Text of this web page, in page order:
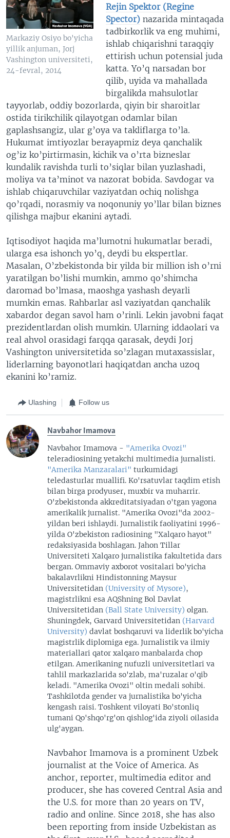
Markaziy Osiyo bo'yicha
yillik anjuman, Jorj
Vashington universiteti,
24-fevral, 2014
Rejin Spektor (Regine
Spector)nazarida mintaqada
tadbirkorlik va eng muhimi,
ishlab chiqarishni taraqqiy
ettirish uchun potensial juda
katta. Yo’q narsadan bor
qilib, uyida va mahallada
birgalikda mahsulotlar
tayyorlab, oddiy bozorlarda, qiyin bir sharoitlar
ostida tirikchilik qilayotgan odamlar bilan
gaplashsangiz, ular g’oya va takliflarga to’la.
Hukumat imtiyozlar berayapmiz deya qanchalik
og’iz ko’pirtirmasin, kichik va o’rta bizneslar
kundalik ravishda turli to’siqlar bilan yuzlashadi,
moliya va ta’minot va nazorat bobida. Savdogar va
ishlab chiqaruvchilar vaziyatdan ochiq nolishga
qo’rqadi, norasmiy va noqonuniy yo’llar bilan biznes
qilishga majbur ekanini aytadi.
Iqtisodiyot haqida ma’lumotni hukumatlar beradi,
ularga esa ishonch yo’q, deydi bu ekspertlar.
Masalan, O’zbekistonda bir yilda bir million ish o’rni
yaratilgan bo’lishi mumkin, ammo qo’shimcha
daromad bo’lmasa, maoshga yashash deyarli
mumkin emas. Rahbarlar asl vaziyatdan qanchalik
xabardor degan savol ham o’rinli. Lekin javobni faqat
prezidentlardan olish mumkin. Ularning iddaolari va
real ahvol orasidagi farqqa qarasak, deydi Jorj
Vashington universitetida so’zlagan mutaxassislar,
liderlarning bayonotlari haqiqatdan ancha uzoq
ekanini ko’ramiz.
Ulashing Follow us
Navbahor Imamova
Navbahor Imamova - "Amerika Ovozi"
teleradiosining yetakchi multimedia jurnalisti.
"Amerika Manzaralari" turkumidagi
teledasturlar muallifi. Ko'rsatuvlar taqdim etish
bilan birga prodyuser, muxbir va muharrir.
O'zbekistonda akkreditatsiyadan o'tgan yagona
amerikalik jurnalist. "Amerika Ovozi"da 2002-
yildan beri ishlaydi. Jurnalistik faoliyatini 1996-
yilda O'zbekiston radiosining "Xalqaro hayot"
redaksiyasida boshlagan. Jahon Tillar
Universiteti Xalqaro jurnalistika fakultetida dars
bergan. Ommaviy axborot vositalari bo'yicha
bakalavrlikni Hindistonning Maysur
Universitetidan (University of Mysore),
magistrlikni esa AQShning Bol Davlat
Universitetidan (Ball State University) olgan.
Shuningdek, Garvard Universitetidan (Harvard
University) davlat boshqaruvi va liderlik bo'yicha
magistrlik diplomiga ega. Jurnalistik va ilmiy
materiallari qator xalqaro manbalarda chop
etilgan. Amerikaning nufuzli universitetlari va
tahlil markazlarida so'zlab, ma'ruzalar o'qib
keladi. "Amerika Ovozi" oltin medali sohibi.
Tashkilotda gender va jurnalistika bo'yicha
kengash raisi. Toshkent viloyati Bo'stonliq
tumani Qo'shqo'rg'on qishlog'ida ziyoli oilasida
ulg'aygan.
Navbahor Imamova is a prominent Uzbek
journalist at the Voice of America. As
anchor, reporter, multimedia editor and
producer, she has covered Central Asia and
the U.S. for more than 20 years on TV,
radio and online. Since 2018, she has also
been reporting from inside Uzbekistan as